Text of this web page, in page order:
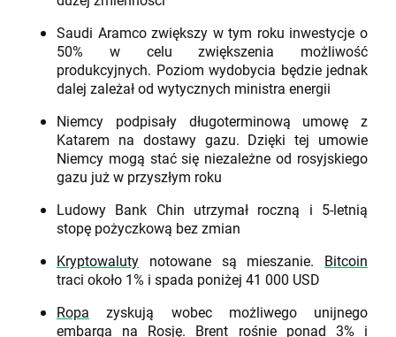
Saudi Aramco zwiększy w tym roku inwestycje o
50% w celu zwiększenia możliwość
produkcyjnych. Poziom wydobycia będzie jednak
dalej zależał od wytycznych ministra energii
Niemcy podpisały długoterminową umowę z
Katarem na dostawy gazu. Dzięki tej umowie
Niemcy mogą stać się niezależne od rosyjskiego
gazu już w przyszłym roku
Ludowy Bank Chin utrzymał roczną i 5-letnią
stopę pożyczkową bez zmian
Kryptowaluty notowane są mieszanie. Bitcoin
traci około 1% i spada poniżej 41 000 USD
Ropa zyskują wobec możliwego unijnego
embarga na Rosję. Brent rośnie ponad 3% i